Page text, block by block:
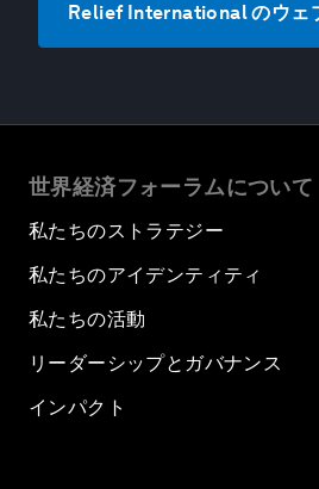
Relief International のウェ
世界経済フォーラムについて
私たちのストラテジー
私たちのアイデンティティ
私たちの活動
リーダーシップとガバナンス
インパクト